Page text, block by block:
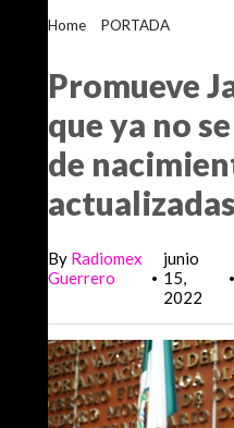
Home PORTADA
Promueve
que ya no
de
actualizadas
By Radiomex
Guerrero
•
junio
15,
2022
•